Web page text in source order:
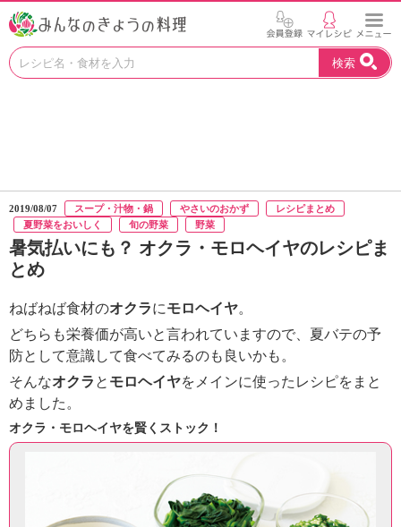
お
つ
け
よ
N
K
エ
デ
ケ
ー
ョ
ナ
ル
検索
2019/08/07 スープ・汁物・鍋 やさいのおかず
レシピまとめ
夏野菜をおいしく
旬の野菜 野菜
暑気払いにも？ オクラ・モロヘイヤのレシピま
とめ
ねばねば食材のオクラにモロヘイヤ。
どちらも栄養価が高いと言われていますので、夏バテの予
防として意識して食べてみるのも良いかも。
そんなオクラ と モロヘイヤをメインに使ったレシピをまと
めました。
オクラ・モロヘイヤを賢くストック！